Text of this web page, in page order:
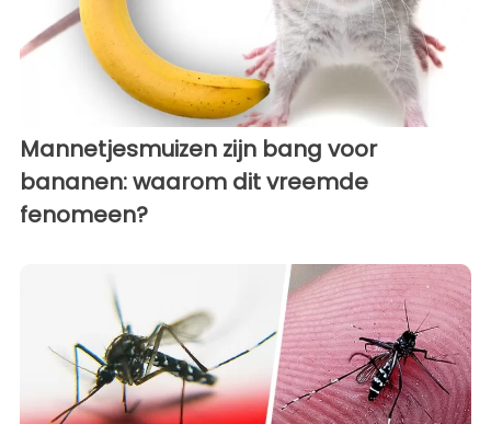
Mannetjesmuizen zijn bang voor
bananen: waarom dit vreemde
fenomeen?